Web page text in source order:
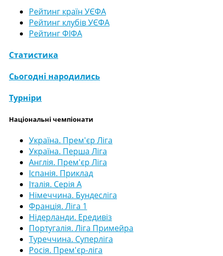
Рейтинг країн УЄФА
Рейтинг клубів УЄФА
Рейтинг ФІФА
Статистика
Сьогодні народились
Турніри
Національні чемпіонати
Україна. Прем'єр Ліга
Україна. Перша Ліга
Англія. Прем'єр Ліга
Іспанія. Приклад
Італія. Серія А
Німеччина. Бундесліга
Франція. Ліга 1
Нідерланди. Ередивіз
Португалія. Ліга Примейра
Туреччина. Суперліга
Росія. Прем'єр-ліга